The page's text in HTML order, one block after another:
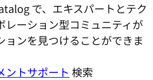
で、エキスパートとテク
レーション型コミ​ュニティが
ンを見つけることができま
ントサポート 検索